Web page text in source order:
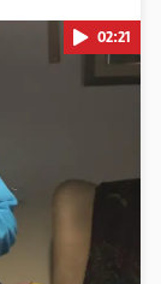
02:21